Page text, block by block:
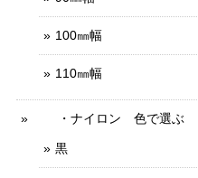
100㎜幅
110㎜幅
・ナイロン 色で選ぶ
黒